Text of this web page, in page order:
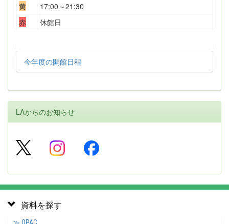
黄
17:00～21:30
赤
休館日
今年度の開館日程
LAからのお知らせ
資料を探す
≫ OPAC